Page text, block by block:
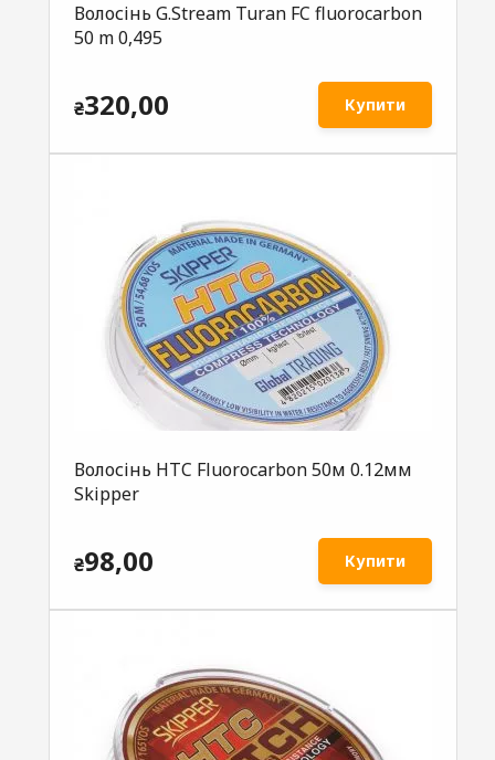
Волосінь G.Stream Turan FC fluorocarbon
50 m 0,495
₴320,00 Купити
Волосінь HTC Fluorocarbon 50м 0.12мм
Skipper
₴98,00 Купити